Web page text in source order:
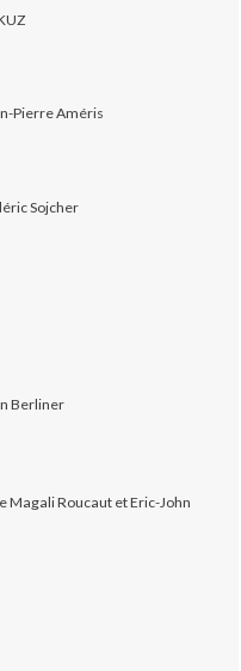
Pierre Améris
Sojcher
Berliner
Magali Roucaut et Eric-John